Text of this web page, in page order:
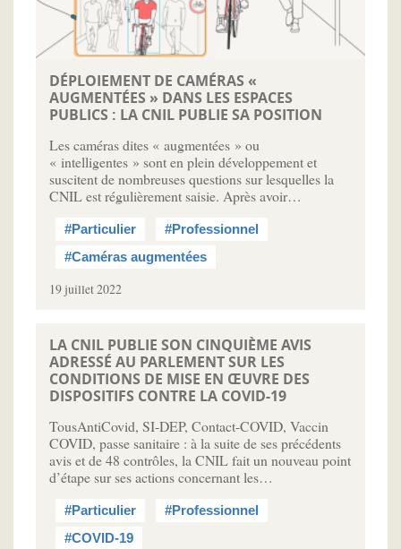
DÉPLOIEMENT DE CAMÉRAS «
AUGMENTÉES » DANS LES ESPACES
PUBLICS : LA CNIL PUBLIE SA POSITION
Les caméras dites « augmentées » ou
« intelligentes » sont en plein développement et
suscitent de nombreuses questions sur lesquelles la
CNIL est régulièrement saisie. Après avoir…
#Particulier
#Professionnel
#Caméras augmentées
19 juillet 2022
LA CNIL PUBLIE SON CINQUIÈME AVIS
ADRESSÉ AU PARLEMENT SUR LES
CONDITIONS DE MISE EN ŒUVRE DES
DISPOSITIFS CONTRE LA COVID-19
TousAntiCovid, SI-DEP, Contact-COVID, Vaccin
COVID, passe sanitaire : à la suite de ses précédents
avis et de 48 contrôles, la CNIL fait un nouveau point
d’étape sur ses actions concernant les…
#Particulier
#Professionnel
#COVID-19